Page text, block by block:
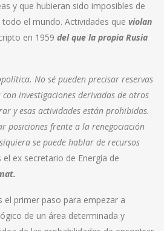
y que hubieran sido imposibles de
el mundo. Actividades que violan
en 1959 del que la propia Rusia
No sé pueden precisar reservas
investigaciones derivadas de otros
y esas actividades están prohibidas.
posiciones frente a la renegociación
se puede hablar de recursos
ex secretario de Energía de
el primer paso para empezar a
de un área determinada y